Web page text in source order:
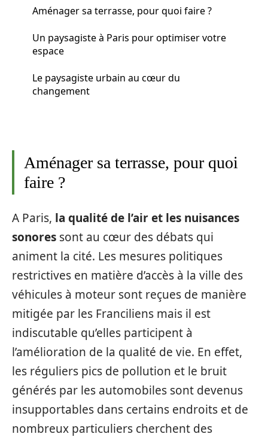
Aménager sa terrasse, pour quoi faire ?
Un paysagiste à Paris pour optimiser votre
espace
Le paysagiste urbain au cœur du
changement
Aménager sa terrasse, pour quoi
faire ?
A Paris, la qualité de l’air et les nuisances
sonores sont au cœur des débats qui
animent la cité. Les mesures politiques
restrictives en matière d’accès à la ville des
véhicules à moteur sont reçues de manière
mitigée par les Franciliens mais il est
indiscutable qu’elles participent à
l’amélioration de la qualité de vie. En effet,
les réguliers pics de pollution et le bruit
générés par les automobiles sont devenus
insupportables dans certains endroits et de
nombreux particuliers cherchent des